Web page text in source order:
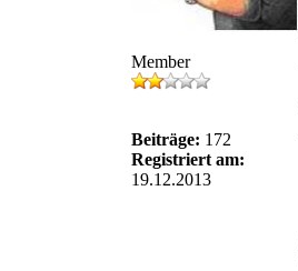
Member
Beiträge: 172
Registriert am:
19.12.2013